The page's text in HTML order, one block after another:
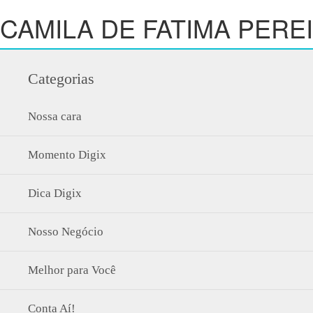
CAMILA DE FATIMA
Categorias
Nossa cara
Momento Digix
Dica Digix
Nosso Negócio
Melhor para Você
Conta Aí!